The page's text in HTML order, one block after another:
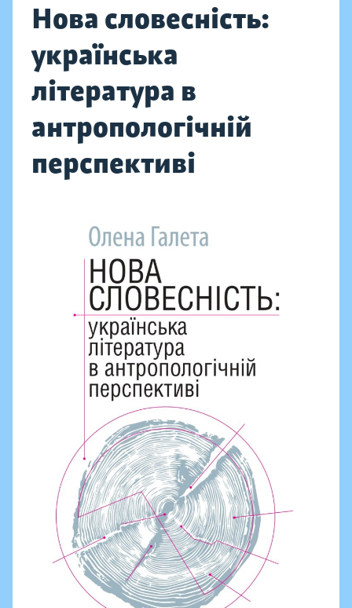
Нова словесність:
українська
література в
антропологічній
перспективі